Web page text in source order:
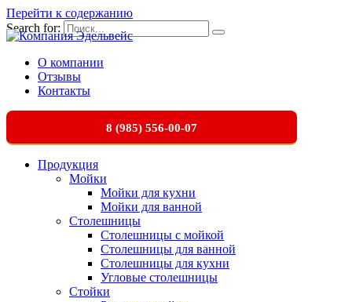
Перейти к содержанию
Search for:
О компании
Отзывы
Контакты
8 (985) 556-00-07
Продукция
Мойки
Мойки для кухни
Мойки для ванной
Столешницы
Столешницы с мойкой
Столешницы для ванной
Столешницы для кухни
Угловые столешницы
Стойки